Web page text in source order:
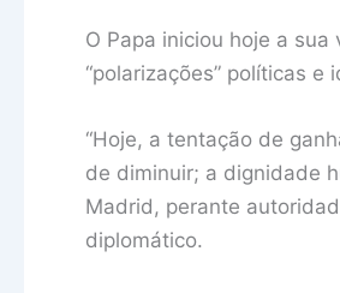
O Papa iniciou hoje a
“polarizações” políticas
“Hoje, a tentação de
de diminuir; a dignidade
Madrid, perante
diplomático.